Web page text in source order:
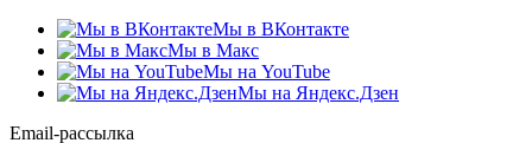
Мы в ВКонтакте
Мы в Макс
Мы на YouTube
Мы на Яндекс.Дзен
Email-рассылка